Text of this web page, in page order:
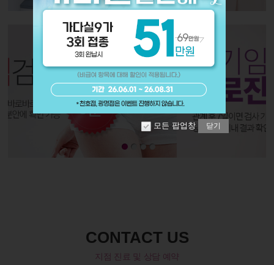
모든 팝업창 닫기
CONTACT US
지점 진료 및 상담 예약